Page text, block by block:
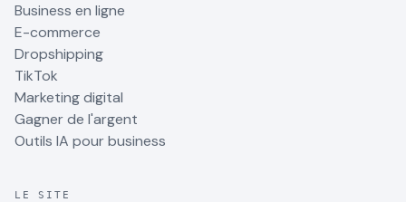
Business en ligne
E-commerce
Dropshipping
TikTok
Marketing digital
Gagner de l'argent
Outils IA pour business
LE SITE